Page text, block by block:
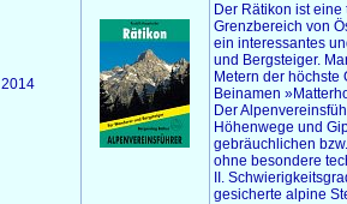
2014
Der Rätikon ist
Grenzbereich von
ein interessantes
und Bergsteiger.
Metern der höchste
Beinamen
Der
Höhenwege und
gebräuchlichen
ohne besondere
II.
gesicherte alpine